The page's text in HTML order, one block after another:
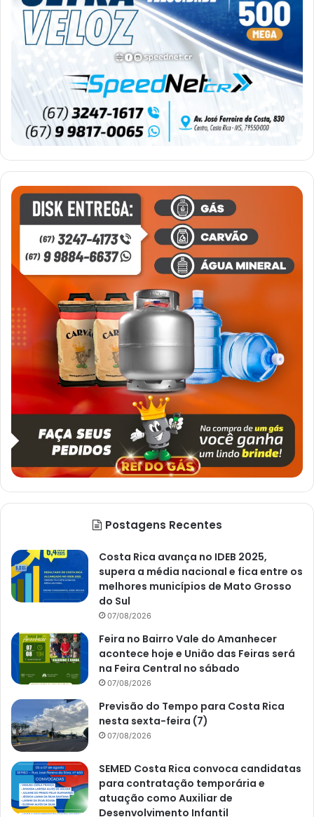
Postagens Recentes
Costa Rica avança no IDEB 2025,
supera a média nacional e fica entre os
melhores municípios de Mato Grosso
do Sul
07/08/2026
Feira no Bairro Vale do Amanhecer
acontece hoje e União das Feiras será
na Feira Central no sábado
07/08/2026
Previsão do Tempo para Costa Rica
nesta sexta-feira (7)
07/08/2026
SEMED Costa Rica convoca candidatas
para contratação temporária e
atuação como Auxiliar de
Desenvolvimento Infantil